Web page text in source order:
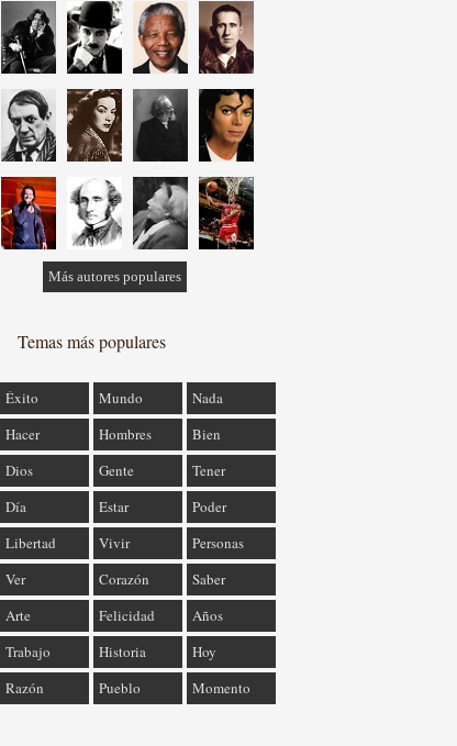
Más autores populares
Temas más populares
Éxito Mundo
Nada
Hacer Hombres
Bien
Dios Gente
Tener
Día Estar
Poder
Libertad Vivir
Personas
Ver Corazón
Saber
Arte Felicidad
Años
Trabajo Historia
Hoy
Razón Pueblo Momento